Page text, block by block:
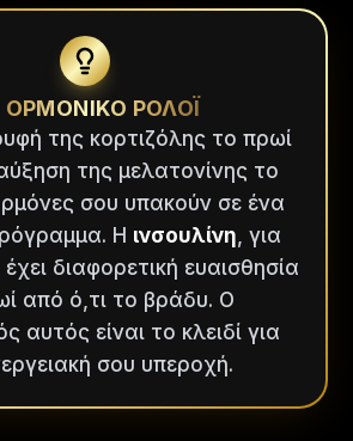
ΟΡΜΟΝΙΚΟ ΡΟΛΟΪ
της κορτιζόλης το πρωί
της μελατονίνης το
σου υπακούν σε ένα
Η ινσουλίνη , για
διαφορετική ευαισθησία
από ό,τι το βράδυ. Ο
αυτός είναι το κλειδί για
σου υπεροχή.